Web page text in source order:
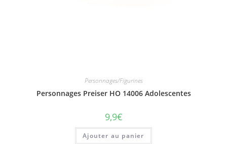
Personnages/Figurines
Personnages Preiser HO 14006 Adolescentes
9,9€
Ajouter au panier